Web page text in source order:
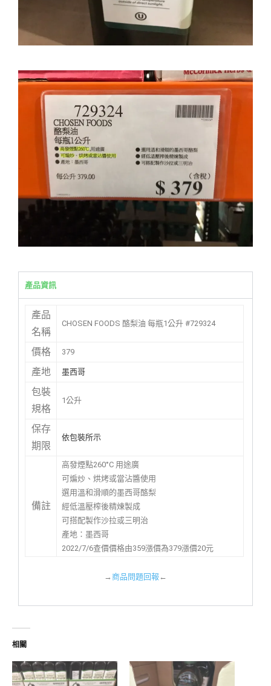
產品資訊
產品
名稱
CHOSEN FOODS 酪梨油 每瓶1公升 #729324
價格 379
產地 墨西哥
包裝
規格
1公升
保存
期限
依包裝所示
備註
高發煙點260°C 用途廣
可煸炒、烘烤或當沾醬使用
選用溫和滑順的墨西哥酪梨
經低溫壓榨後精煉製成
可搭配製作沙拉或三明治
產地：墨西哥
2022/7/6查價價格由359漲價為379漲價20元
→ 商品問題回報 ←
相關